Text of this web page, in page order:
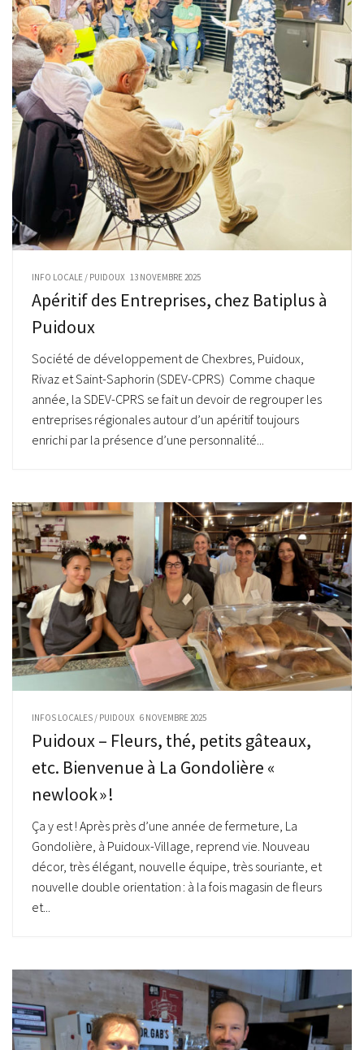
INFO LOCALE / PUIDOUX 13 NOVEMBRE 2025
Apéritif des Entreprises, chez Batiplus à
Puidoux
Société de développement de Chexbres, Puidoux,
Rivaz et Saint-Saphorin (SDEV-CPRS) Comme chaque
année, la SDEV-CPRS se fait un devoir de regrouper les
entreprises régionales autour d’un apéritif toujours
enrichi par la présence d’une personnalité...
INFOS LOCALES / PUIDOUX 6 NOVEMBRE 2025
Puidoux – Fleurs, thé, petits gâteaux,
etc. Bienvenue à La Gondolière «
newlook » !
Ça y est ! Après près d’une année de fermeture, La
Gondolière, à Puidoux-Village, reprend vie. Nouveau
décor, très élégant, nouvelle équipe, très souriante, et
nouvelle double orientation : à la fois magasin de fleurs
et...